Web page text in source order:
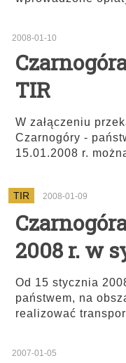
2008-01-10
TIR
W załączeniu
Czarnogóry -
15.01.2008 r.
TIR 2008-01-09
2008 r. w
Od 15 stycznia
państwem, na
realizować
2007-01-05